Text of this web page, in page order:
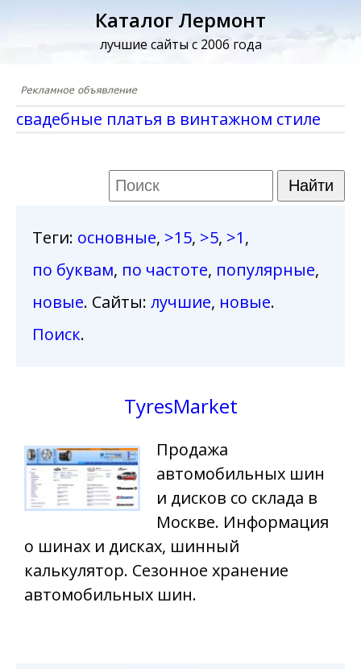
Каталог Лермонт
лучшие сайты с 2006 года
свадебные платья в винтажном стиле
Теги: основные, >15, >5, >1,
по буквам, по частоте, популярные,
новые. Сайты: лучшие, новые.
Поиск.
TyresMarket
Продажа
автомобильных шин
и дисков со склада в
Москве. Информация
о шинах и дисках, шинный
калькулятор. Сезонное хранение
автомобильных шин.